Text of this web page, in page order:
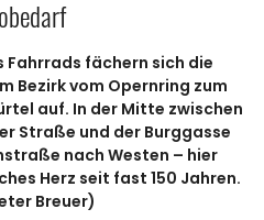
Fahrrads fächern sich die
Bezirk vom Opernring zum
auf. In der Mitte zwischen
Straße und der Burggasse
nach Westen – hier
Herz seit fast 150 Jahren.
Breuer)